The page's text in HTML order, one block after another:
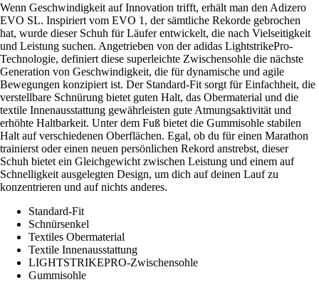
Wenn Geschwindigkeit auf Innovation trifft, erhält man den Adizero
EVO SL. Inspiriert vom EVO 1, der sämtliche Rekorde gebrochen
hat, wurde dieser Schuh für Läufer entwickelt, die nach Vielseitigkeit
und Leistung suchen. Angetrieben von der adidas LightstrikePro-
Technologie, definiert diese superleichte Zwischensohle die nächste
Generation von Geschwindigkeit, die für dynamische und agile
Bewegungen konzipiert ist. Der Standard-Fit sorgt für Einfachheit, die
verstellbare Schnürung bietet guten Halt, das Obermaterial und die
textile Innenausstattung gewährleisten gute Atmungsaktivität und
erhöhte Haltbarkeit. Unter dem Fuß bietet die Gummisohle stabilen
Halt auf verschiedenen Oberflächen. Egal, ob du für einen Marathon
trainierst oder einen neuen persönlichen Rekord anstrebst, dieser
Schuh bietet ein Gleichgewicht zwischen Leistung und einem auf
Schnelligkeit ausgelegten Design, um dich auf deinen Lauf zu
konzentrieren und auf nichts anderes.
Standard-Fit
Schnürsenkel
Textiles Obermaterial
Textile Innenausstattung
LIGHTSTRIKEPRO-Zwischensohle
Gummisohle